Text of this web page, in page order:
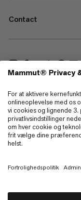
Contact
—
Sitemap
Cookies
Juridisk information